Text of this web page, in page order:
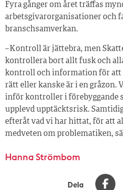
Fyra gånger om året träffas
arbetsgivarorganisationer och
branschsamverkan.
– Kontroll är jättebra, men
kontrollera bort allt fusk och
kontroll och information för att
rätt eller kanske är i en gråzon.
inför kontroller i förebyggande
upplevd upptäcktsrisk.
efteråt vad vi har hittat, för att
medveten om problematiken,
Hanna Strömbom
Dela